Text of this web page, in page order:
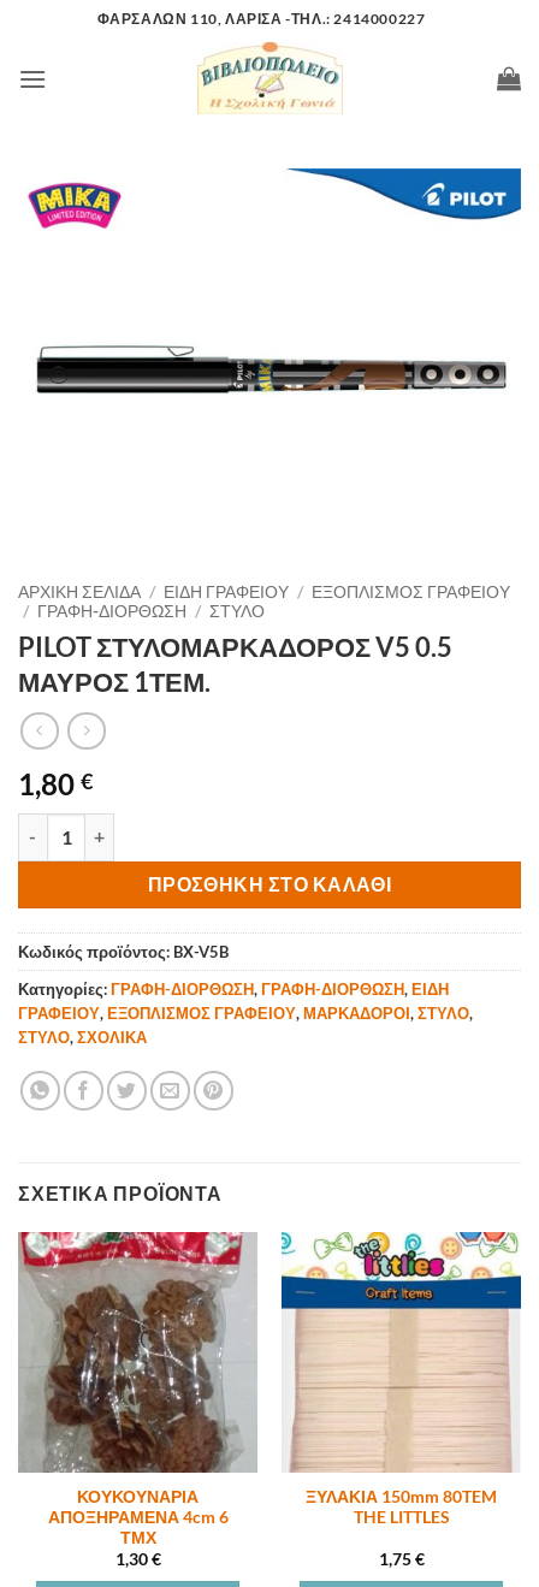
περιεχόμενο
ΦΑΡΣΑΛΩΝ 110, ΛΑΡΙΣΑ -ΤΗΛ.: 2414000227
ΑΡΧΙΚΉ ΣΕΛΊΔΑ / ΕΙΔΗ ΓΡΑΦΕΙΟΥ / ΕΞΟΠΛΙΣΜΟΣ ΓΡΑΦΕΙΟΥ
/ ΓΡΑΦΗ-ΔΙΟΡΘΩΣΗ / ΣΤΥΛΟ
PILOT ΣΤΥΛΟΜΑΡΚΑΔΟΡΟΣ V5 0.5
ΜΑΥΡΟΣ 1ΤΕΜ.
1,80 €
ΠΡΟΣΘΉΚΗ ΣΤΟ ΚΑΛΆΘΙ
Κωδικός προϊόντος: BX-V5B
Κατηγορίες:ΓΡΑΦΗ-ΔΙΟΡΘΩΣΗ,ΓΡΑΦΗ-ΔΙΟΡΘΩΣΗ,ΕΙΔΗ
ΓΡΑΦΕΙΟΥ,ΕΞΟΠΛΙΣΜΟΣ ΓΡΑΦΕΙΟΥ,ΜΑΡΚΑΔΟΡΟΙ,ΣΤΥΛΟ,
ΣΤΥΛΟ,ΣΧΟΛΙΚΑ
ΣΧΕΤΙΚΆ ΠΡΟΪΌΝΤΑ
ΚΟΥΚΟΥΝΑΡΙΑ
ΑΠΟΞΗΡΑΜΕΝΑ 4cm 6
ΤΜΧ
1,30€
ΞΥΛΑΚΙΑ 150mm 80TEM
THE LITTLES
1,75€